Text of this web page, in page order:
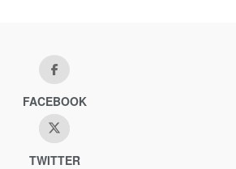
FACEBOOK
TWITTER